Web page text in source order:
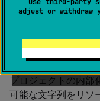
adjust or withdraw
リソース
プロジェクトの内部
可能な文字列をリソ